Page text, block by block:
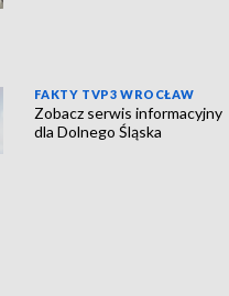
FAKTY TVP3 WROCŁAW
Zobacz serwis informacyjny
dla Dolnego Śląska